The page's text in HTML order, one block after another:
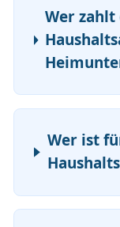
Wer zahlt
Wer ist